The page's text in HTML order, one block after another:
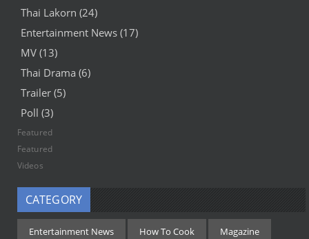
Thai Lakorn (24)
Entertainment News (17)
MV (13)
Thai Drama (6)
Trailer (5)
Poll (3)
Featured
Featured
Videos
CATEGORY
Entertainment News How To Cook Magazine